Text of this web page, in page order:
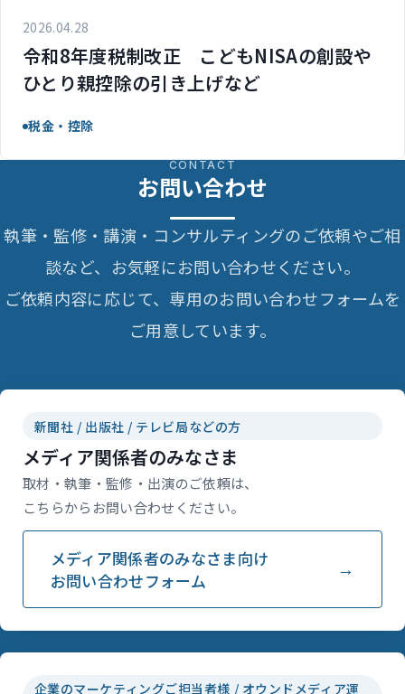
2026.04.28
令和8年度税制改正 こどもNISAの創設や
ひとり親控除の引き上げなど
税金・控除
CONTACT
お問い合わせ
執筆・監修・講演・コンサルティングのご依頼やご相
談など、お気軽にお問い合わせください。
ご依頼内容に応じて、専用のお問い合わせフォームを
ご用意しています。
新聞社 / 出版社 / テレビ局などの方
メディア関係者のみなさま
取材・執筆・監修・出演のご依頼は、
こちらからお問い合わせください。
メディア関係者のみなさま向け
お問い合わせフォーム
企業のマーケティングご担当者様 / オウンドメディア運